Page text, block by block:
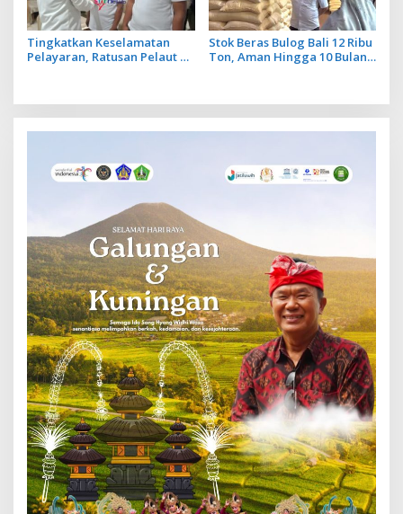
Tingkatkan Keselamatan
Pelayaran, Ratusan Pelaut di
Stok Beras Bulog Bali 12 Ribu
Ton, Aman Hingga 10 Bulan